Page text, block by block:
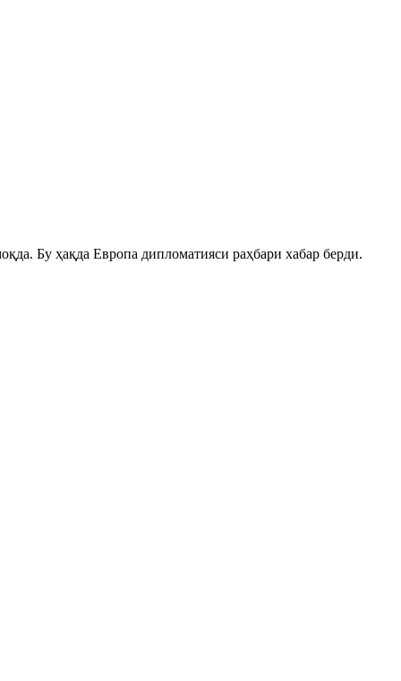
Бу ҳақда Европа дипломатияси раҳбари хабар берди.